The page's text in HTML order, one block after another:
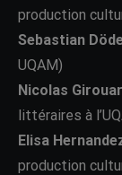
production
Sebastian
UQAM)
Nicolas
littéraires à
Elisa
production